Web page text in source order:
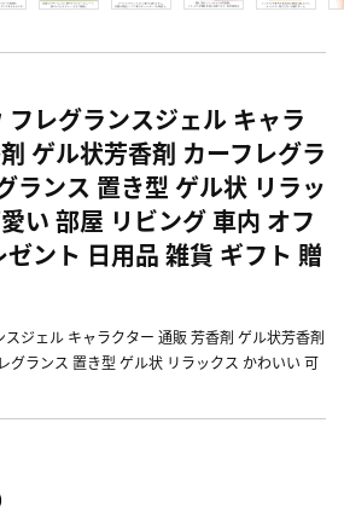
レグランスジェル キャラ
ゲル状芳香剤 カーフレグラ
ランス 置き型 ゲル状 リラッ
い 部屋 リビング 車内 オフ
ント 日用品 雑貨 ギフト 贈
ジェル キャラクター 通販 芳香剤 ゲル状芳香剤
グランス 置き型 ゲル状 リラックス かわいい 可